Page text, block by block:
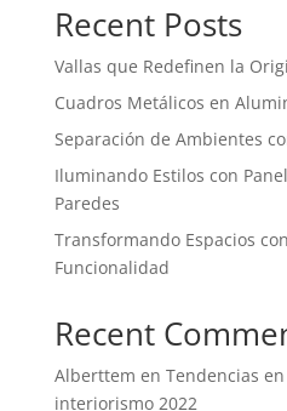
Recent Posts
Vallas que Redefinen la
Cuadros Metálicos en
Separación de Ambientes
Iluminando Estilos con
Paredes
Transformando Espacios
Funcionalidad
Recent
Alberttem en Tendencias
interiorismo 2022